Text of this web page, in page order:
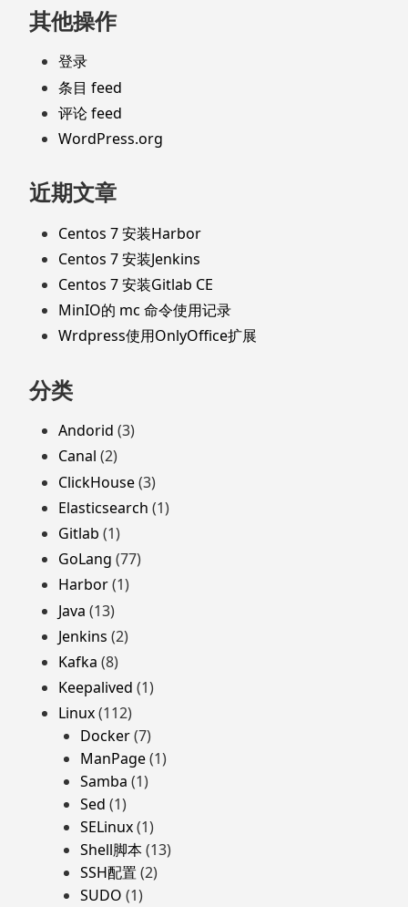
页
脚
其他操作
登录
条目 feed
评论 feed
WordPress.org
近期文章
Centos 7 安装Harbor
Centos 7 安装Jenkins
Centos 7 安装Gitlab CE
MinIO的 mc 命令使用记录
Wrdpress使用OnlyOffice扩展
分类
Andorid (3)
Canal (2)
ClickHouse(3)
Elasticsearch (1)
Gitlab (1)
GoLang (77)
Harbor(1)
Java (13)
Jenkins (2)
Kafka (8)
Keepalived (1)
Linux(112)
Docker(7)
ManPage(1)
Samba (1)
Sed (1)
SELinux(1)
Shell脚本(13)
SSH配置 (2)
SUDO (1)